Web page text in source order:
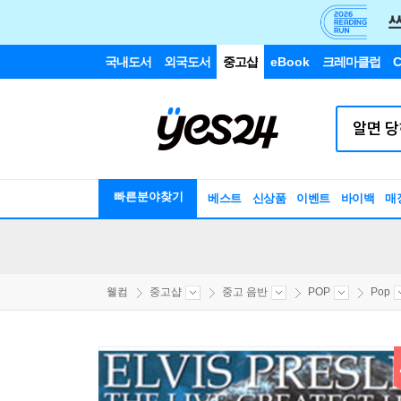
국내도서 외국도서 중고샵 eBook 크레마클럽
빠른분야찾기 베스트 신상품 이벤트 바이백 매
웰컴 중고샵 중고 음반 POP Pop